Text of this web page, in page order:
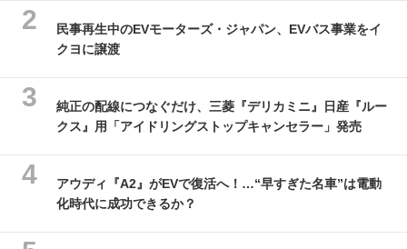
民事再生中のEVモーターズ・ジャパン、EVバス事業をイ
クヨに譲渡
純正の配線につなぐだけ、三菱『デリカミニ』日産『ルー
クス』用「アイドリングストップキャンセラー」発売
アウディ『A2』がEVで復活へ！…“早すぎた名車”は電動
化時代に成功できるか？